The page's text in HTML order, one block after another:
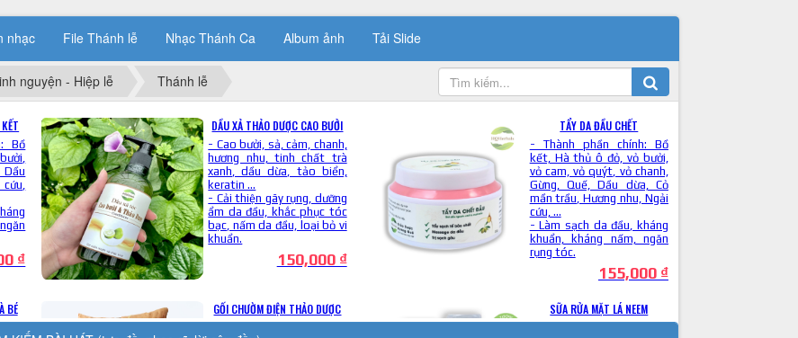
nhạc File Thánh lễ Nhạc Thánh Ca Album ảnh Tải Slide
nguyện - Hiệp lễ Thánh lễ